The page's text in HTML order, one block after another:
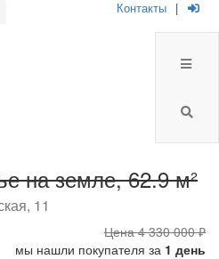
Контакты |
на земле, 62.9 м²
11
Цена4 330 000 ₽
мы нашли покупателя за 1 день